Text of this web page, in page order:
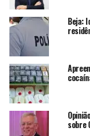
Beja:
sobre